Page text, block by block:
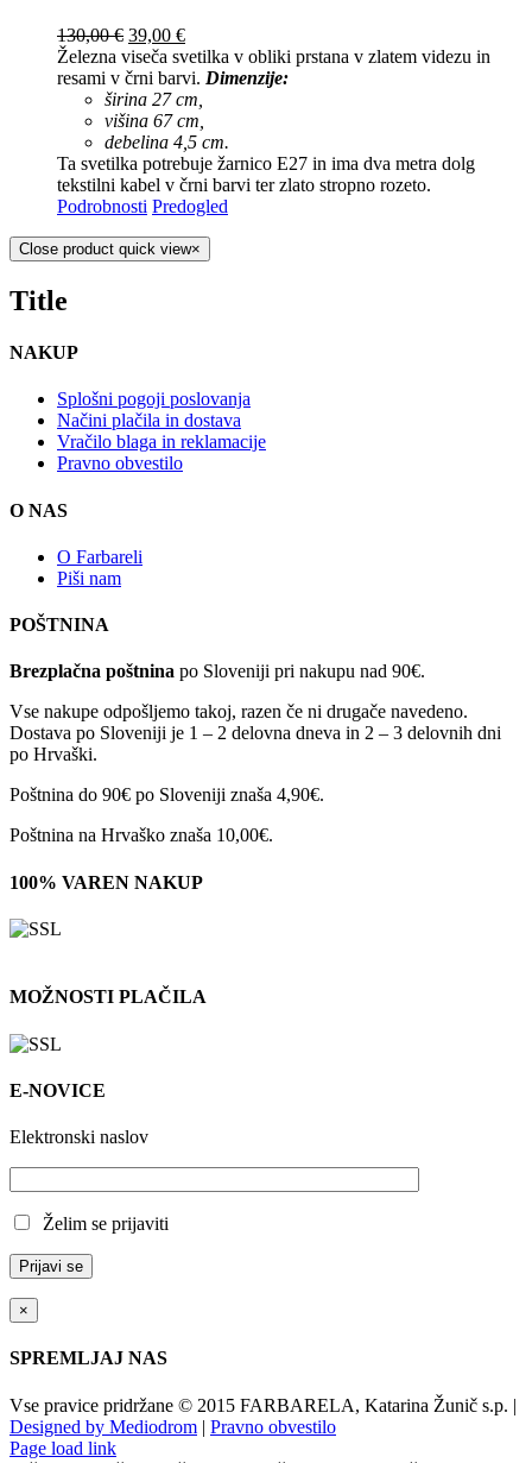
130,00€ 39,00 €
Železna viseča svetilka v obliki prstana v zlatem videzu in
resami v črni barvi. Dimenzije:
širina 27 cm,
višina 67 cm,
debelina 4,5 cm.
Ta svetilka potrebuje žarnico E27 in ima dva metra dolg
tekstilni kabel v črni barvi ter zlato stropno rozeto.
Podrobnosti Predogled
Close product quick view×
Title
NAKUP
Splošni pogoji poslovanja
Načini plačila in dostava
Vračilo blaga in reklamacije
Pravno obvestilo
O NAS
O Farbareli
Piši nam
POŠTNINA
Brezplačna poštnina po Sloveniji pri nakupu nad 90€.
Vse nakupe odpošljemo takoj, razen če ni drugače navedeno.
Dostava po Sloveniji je 1 – 2 delovna dneva in 2 – 3 delovnih dni
po Hrvaški.
Poštnina do 90€ po Sloveniji znaša 4,90€.
Poštnina na Hrvaško znaša 10,00€.
100% VAREN NAKUP
MOŽNOSTI PLAČILA
E-NOVICE
Elektronski naslov
Želim se prijaviti
×
SPREMLJAJ NAS
Vse pravice pridržane © 2015 FARBARELA, Katarina Žunič s.p. |
Designed by Mediodrom | Pravno obvestilo
Page load link